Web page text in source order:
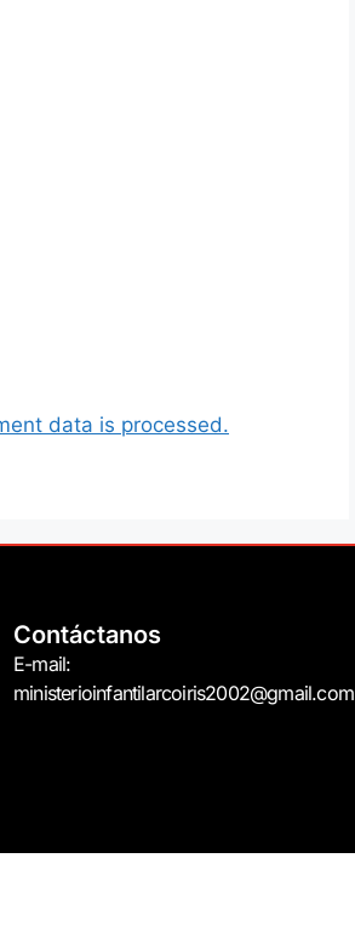
data is processed.
Contáctanos
E-mail:
ministerioinfantilarcoiris2002@gmail.com